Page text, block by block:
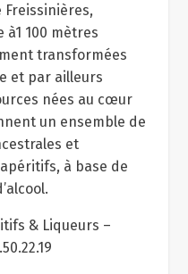
Freissinières,
100 mètres
transformées
et par ailleurs
nées au cœur
un ensemble de
et
à base de
& Liqueurs –